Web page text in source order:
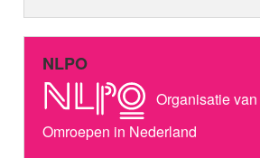
NLPO
Organisatie
Omroepen in Nederland